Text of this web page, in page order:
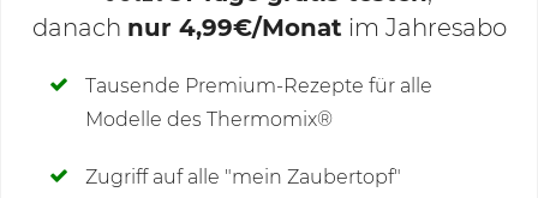
Deine Notizen
danach nur 4,99€/Monat im Jahresabo
Tausende Premium-Rezepte für alle
Modelle des Thermomix®
Zugriff auf alle "mein Zaubertopf"